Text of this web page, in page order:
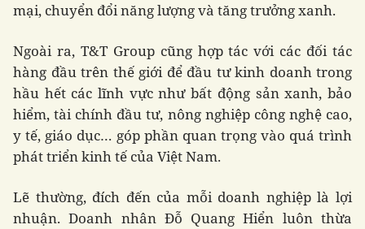
mại, chuyển đổi năng lượng và tăng trưởng xanh.
Ngoài ra, T&T Group cũng hợp tác với các đối tác
hàng đầu trên thế giới để đầu tư kinh doanh trong
hầu hết các lĩnh vực như bất động sản xanh, bảo
hiểm, tài chính đầu tư, nông nghiệp công nghệ cao,
y tế, giáo dục… góp phần quan trọng vào quá trình
phát triển kinh tế của Việt Nam.
Lẽ thường, đích đến của mỗi doanh nghiệp là lợi
nhuận. Doanh nhân Đỗ Quang Hiển luôn thừa